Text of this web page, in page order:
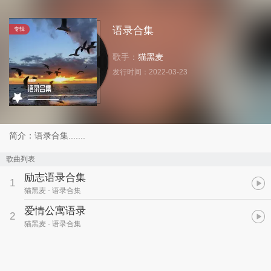
专辑 语录合集
歌手： 猫黑麦
发行时间： 2022-03-23
简介：语录合集.......
歌曲列表
1 励志语录合集
猫黑麦 - 语录合集
2 爱情公寓语录
猫黑麦 - 语录合集